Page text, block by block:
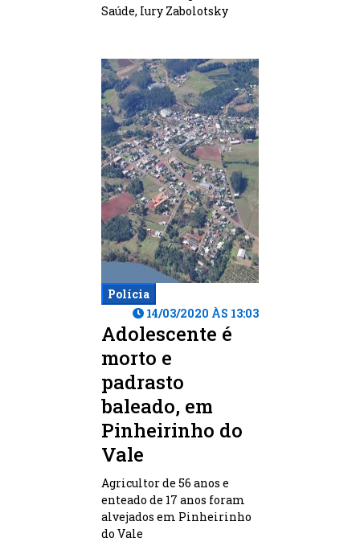
Saúde, Iury Zabolotsky
Polícia
14/03/2020 ÀS 13:03
Adolescente é
morto e
padrasto
baleado, em
Pinheirinho do
Vale
Agricultor de 56 anos e
enteado de 17 anos foram
alvejados em Pinheirinho
do Vale